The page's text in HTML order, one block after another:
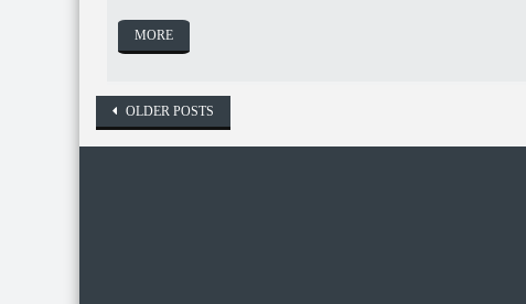
MORE
Posts navigation
OLDER POSTS